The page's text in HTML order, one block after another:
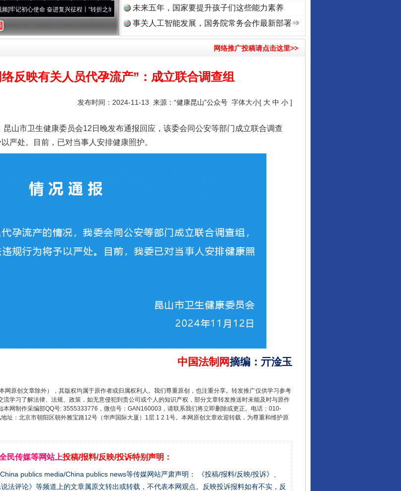
使命 奋进复兴征程丨“转折之城”激荡..·[视频] 牢记初心使命 奋进复兴征程丨红船起航处 潮起..·[视频]一首歌的时间，读懂乐至的“诗与远方”
未来五年，国家要提升孩子们这些能力素养
事关人工智能发展，国务院常务会作最新部署⇒
网络推广投稿请点击这里>>
反映有关人员代孕流产”：成立联合调查组
发布时间：2024-11-13 来源： “健康昆山”公众号 字体大小[ 大 中 小 ]
市卫生健康委员会12日晚发布通报回应，该委会同公安等部门成立联合调查
严处。目前，已对当事人安排健康照护。
中国法制网摘编 ： 亓淦玉
网原创文章除外），其版权均属于原作者或归属权利人。我们尊重原创，也注重分享。转发推广仅供学习参考
学习了解法律、法规、政策，如无意侵犯到贵公司或个人的知识产权，部分文章转发推送时未能及时与原作
网制作采编部QQ号: 3555333776，微信号：GAN160003，请联系我们将立即删除或更正。电话：010-
址：北京市朝阳区朝外雅宝路12号（华声国际大厦）1层 1 2 1号。本网原创文章欢迎转载，为尊重和维护原
民传媒等网站上投稿/报料/反映/投诉特别声明：
publics media/China publics news等传媒网站严肃声明： 《投稿/报料/反映/投诉》、
法评论》等频道上的文章属原文转出或转载，不代表本网观点。反映投诉报料如有不实，反
“神药”背后的真相